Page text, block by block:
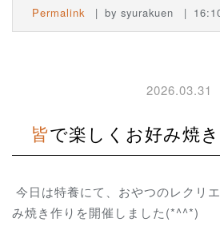
Permalink by syurakuen
2026.03.31
皆で楽しくお好み焼
今日は特養にて、おやつのレクリ
み焼き作りを開催しました(*^^*)